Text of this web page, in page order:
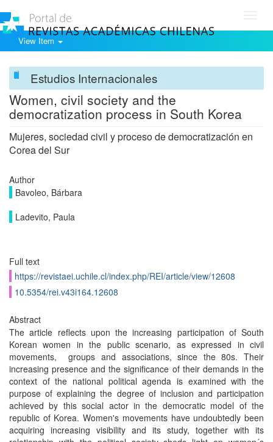
View Item
Estudios Internacionales
Women, civil society and the
democratization process in South Korea
Mujeres, sociedad civil y proceso de democratización en
Corea del Sur
Author
Bavoleo, Bárbara
Ladevito, Paula
Full text
https://revistaei.uchile.cl/index.php/REI/article/view/12608
10.5354/rei.v43i164.12608
Abstract
The article reflects upon the increasing participation of South
Korean women in the public scenario, as expressed in civil
movements, groups and associations, since the 80s. Their
increasing presence and the significance of their demands in the
context of the national political agenda is examined with the
purpose of explaining the degree of inclusion and participation
achieved by this social actor in the democratic model of the
republic of Korea. Women's movements have undoubtedly been
acquiring increasing visibility and its study, together with its